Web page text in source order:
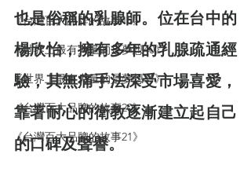
《台灣百大品牌的故事18》
《世界上最有力量的是夢想40》
《世界上最有力量的是夢想41》
《台灣百大品牌的故事20》
《台灣百大品牌的故事21》
也是俗稱的乳腺師。位在台中的
楊欣怡，擁有多年的乳腺疏通經
驗，其無痛手法深受市場喜愛，
靠著耐心的衛教逐漸建立起自己
的口碑及聲譽。